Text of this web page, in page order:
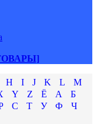
H I J K L
M
Y Z Ё А
Б
С Т У Ф
Ч